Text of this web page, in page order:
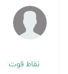
نقاط قوت: